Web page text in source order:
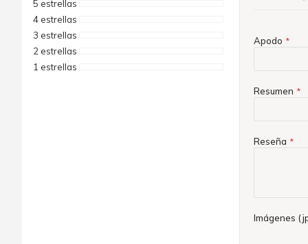
5 estrellas
4 estrellas
3 estrellas
2 estrellas
1 estrellas
Apodo
Resumen
Reseña
Imágenes